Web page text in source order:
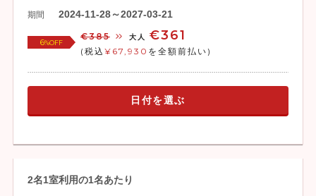
期間 2024-11-28～2027-03-21
6%OFF
€385 大人 €361
(税込 ¥67,930 を全額前払い)
日付を選ぶ
2名1室利用の1名あたり